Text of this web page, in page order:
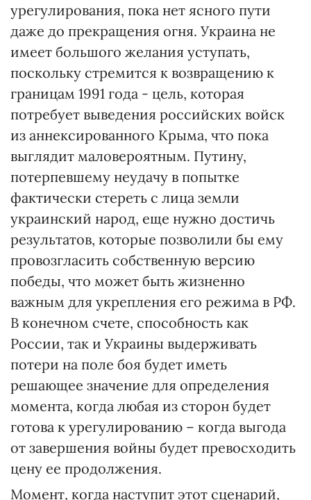
урегулирования, пока нет ясного пути
даже до прекращения огня. Украина не
имеет большого желания уступать,
поскольку стремится к возвращению к
границам 1991 года - цель, которая
потребует выведения российских войск
из аннексированного Крыма, что пока
выглядит маловероятным. Путину,
потерпевшему неудачу в попытке
фактически стереть с лица земли
украинский народ, еще нужно достичь
результатов, которые позволили бы ему
провозгласить собственную версию
победы, что может быть жизненно
важным для укрепления его режима в РФ.
В конечном счете, способность как
России, так и Украины выдерживать
потери на поле боя будет иметь
решающее значение для определения
момента, когда любая из сторон будет
готова к урегулированию – когда выгода
от завершения войны будет превосходить
цену ее продолжения.
Момент, когда наступит этот сценарий,